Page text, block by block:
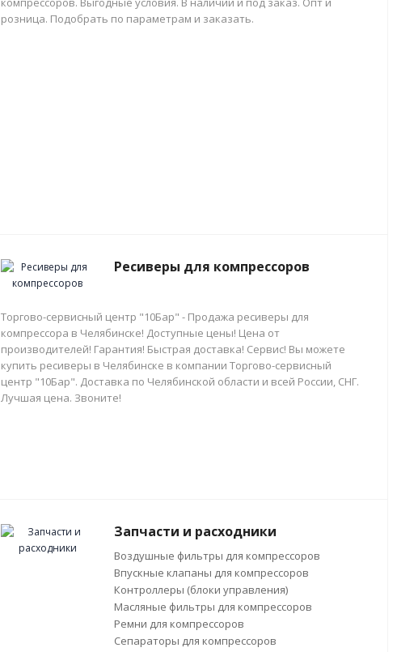
розница. Подобрать по параметрам и заказать.
Ресиверы для компрессоров
Торгово-сервисный центр "10Бар" - Продажа ресиверы для
компрессора в Челябинске! Доступные цены! Цена от
производителей! Гарантия! Быстрая доставка! Сервис! Вы можете
купить ресиверы в Челябинске в компании Торгово-сервисный
центр "10Бар". Доставка по Челябинской области и всей России, СНГ.
Лучшая цена. Звоните!
Запчасти и расходники
Воздушные фильтры для компрессоров
Впускные клапаны для компрессоров
Контроллеры (блоки управления)
Масляные фильтры для компрессоров
Ремни для компрессоров
Сепараторы для компрессоров